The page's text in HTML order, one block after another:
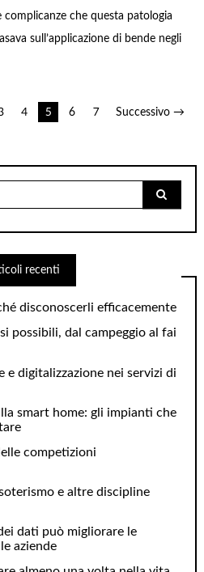
che questa patologia
sull’applicazione di bende negli
4 5 6 7 Successivo →
recenti
disconoscerli efficacemente
possibili, dal campeggio al fai
e digitalizzazione nei servizi di
smart home: gli impianti che
competizioni
e altre discipline
dati può migliorare le
aziende